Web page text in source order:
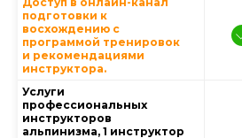
подготовки к
восхождению с
программой тренировок
и рекомендациями
инструктора.
Услуги
профессиональных
инструкторов
альпинизма, 1 инструктор